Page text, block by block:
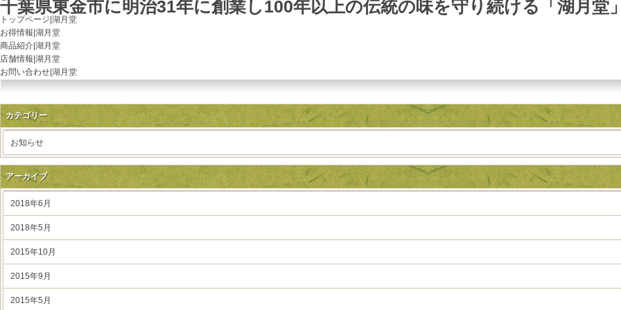
千葉県東金市に明治31年に創業し100年以上の伝統の味を守り続ける「湖月堂
トップページ|湖月堂
お得情報|湖月堂
商品紹介|湖月堂
店舗情報|湖月堂
お問い合わせ|湖月堂
カテゴリー
お知らせ
アーカイブ
2018年6月
2018年5月
2015年10月
2015年9月
2015年5月